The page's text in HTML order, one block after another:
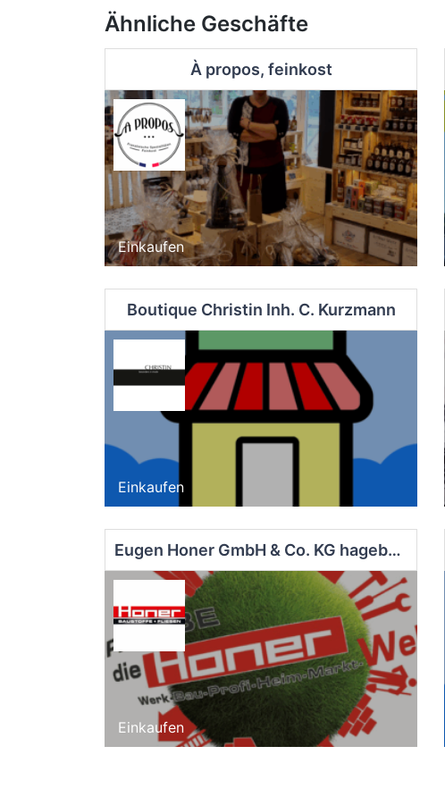
Ähnliche Geschäfte
À propos, feinkost
Einkaufen
Boutique Christin Inh. C. Kurzmann
Einkaufen
Eugen Honer GmbH & Co. KG hagebau kompakt
Einkaufen